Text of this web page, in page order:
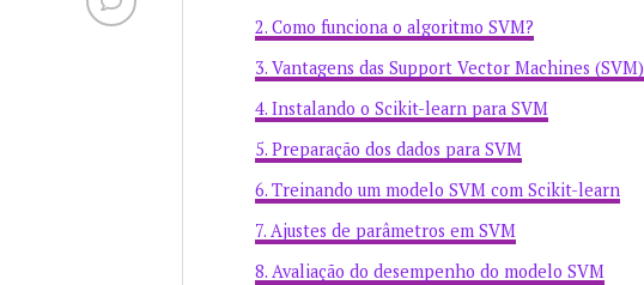
Como funciona o algoritmo SVM?
Vantagens das Support Vector Machines (SVM)
Instalando o Scikit-learn para SVM
Preparação dos dados para SVM
Treinando um modelo SVM com Scikit-learn
Ajustes de parâmetros em SVM
Avaliação do desempenho do modelo SVM